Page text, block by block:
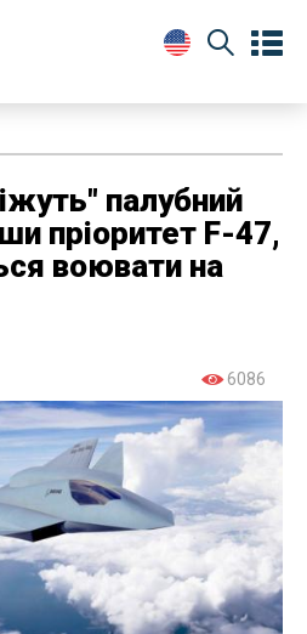
палубний
пріоритет F-47,
воювати на
6086